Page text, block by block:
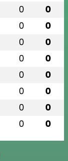
0 0
0 0
0 0
0 0
0 0
0 0
0 0
0 0